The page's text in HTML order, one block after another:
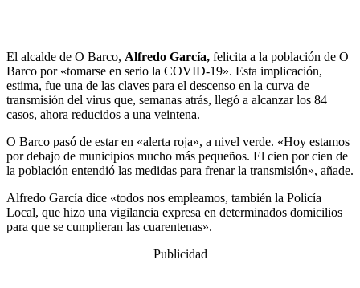
El alcalde de O Barco, Alfredo García, felicita a la población de O
Barco por «tomarse en serio la COVID-19». Esta implicación,
estima, fue una de las claves para el descenso en la curva de
transmisión del virus que, semanas atrás, llegó a alcanzar los 84
casos, ahora reducidos a una veintena.
O Barco pasó de estar en «alerta roja», a nivel verde. «Hoy estamos
por debajo de municipios mucho más pequeños. El cien por cien de
la población entendió las medidas para frenar la transmisión», añade.
Alfredo García dice «todos nos empleamos, también la Policía
Local, que hizo una vigilancia expresa en determinados domicilios
para que se cumplieran las cuarentenas».
Publicidad